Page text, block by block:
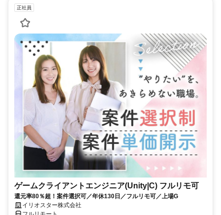
正社員
ゲームクライアントエンジニア(Unity|C) フルリモ可
還元率80％超！案件選択可／年休130日／フルリモ可／上場G
イリオスター株式会社